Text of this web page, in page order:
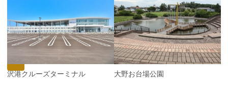
e
v
i
o
u
金沢港クルーズターミナル 大野お台場公園
N
e
x
t